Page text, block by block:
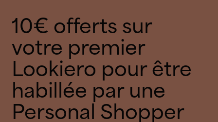
10€ offerts sur
votre premier
Lookiero pour être
habillée par une
Personal Shopper